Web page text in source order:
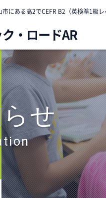
市にある高2でCEFR B2（英検準1級
・ロードAR
せ